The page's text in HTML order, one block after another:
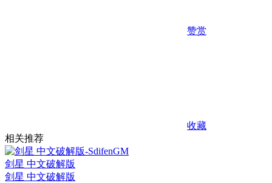
赞赏
收藏
相关推荐
剑星 中文破解版
剑星 中文破解版